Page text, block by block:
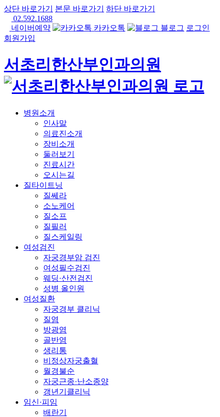
상단 바로가기 본문 바로가기
하단 바로가기
02.592.1688
네이버예약
카카오톡 블로그 로그인
회원가입
서초리한산부인과의원
병원소개
인사말
의료진소개
장비소개
둘러보기
진료시간
오시는길
질타이트닝
질쎄라
소노케어
질소프
질필러
질스케일링
여성검진
자궁경부암 검진
여성필수검진
웨딩·산전검진
성병 올인원
여성질환
자궁경부 클리닉
질염
방광염
골반염
생리통
비정상자궁출혈
월경불순
자궁근종·난소종양
갱년기클리닉
임신·피임
배란기